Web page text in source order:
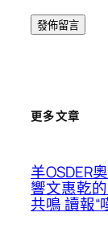
更多文章
羊OSDER
響文惠乾
共鳴 讀報“